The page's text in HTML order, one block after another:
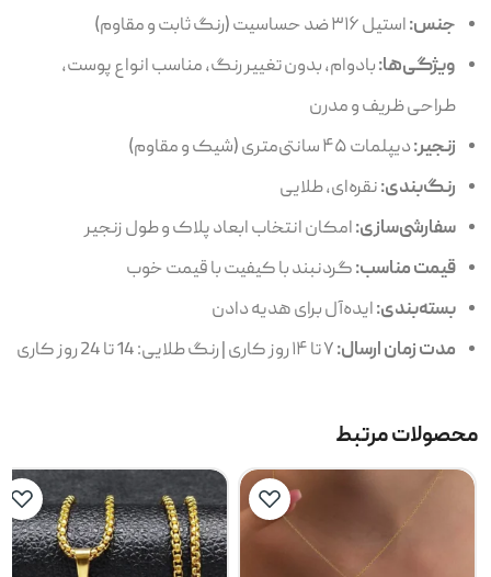
جنس:استیل ۳۱۶ ضد حساسیت (رنگ ثابت و مقاوم)
ویژگی‌ها:بادوام، بدون تغییر رنگ، مناسب انواع پوست،
طراحی ظریف و مدرن
زنجیر:دیپلمات ۴۵ سانتی‌متری (شیک و مقاوم)
رنگ‌بندی:نقره‌ای، طلایی
سفارشی‌سازی:امکان انتخاب ابعاد پلاک و طول زنجیر
قیمت مناسب:گردنبند با کیفیت با قیمت خوب
بسته‌بندی:ایده‌آل برای هدیه دادن
مدت زمان ارسال:
محصولات مرتبط